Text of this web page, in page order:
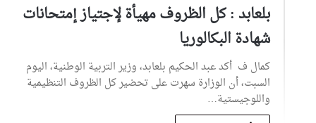
بلعابد : كل الظروف مهيأة لإجتياز إمتحانات
شهادة البكالوريا
كمال ف أكد عبد الحكيم بلعابد، وزير التربية الوطنية، اليوم
السبت، أن الوزارة سهرت على تحضير كل الظروف التنظيمية
واللوجيستية…